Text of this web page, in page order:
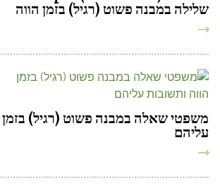
שלילה במבנה פשוט (רגיל) בזמן הווה
משפטי שאלה במבנה פשוט (רגיל) בזמן
עליהם